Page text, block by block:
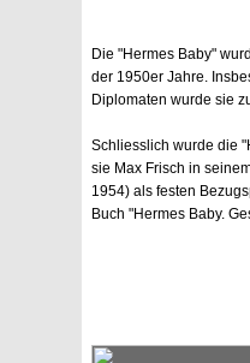
Die "Hermes Baby"
der 1950er Jahre.
Diplomaten wurde sie
Schliesslich wurde die
sie Max Frisch in
1954) als festen
Buch "Hermes Baby.